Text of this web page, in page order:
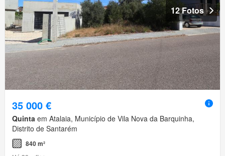
12 Fotos
35 000 €
Quinta em Atalaia, Município de Vila Nova da Barquinha,
Distrito de Santarém
840 m²